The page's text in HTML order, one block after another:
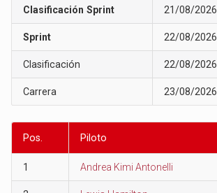
Clasificación Sprint 21/08/2026
Sprint 22/08/2026
Clasificación 22/08/2026
Carrera 23/08/2026
Pos. Piloto
1 Andrea Kimi Antonelli